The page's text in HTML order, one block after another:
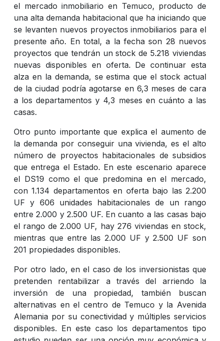
el mercado inmobiliario en Temuco, producto de
una alta demanda habitacional que ha iniciando que
se levanten nuevos proyectos inmobiliarios para el
presente año. En total, a la fecha son 28 nuevos
proyectos que tendrán un stock de 5.218 viviendas
nuevas disponibles en oferta. De continuar esta
alza en la demanda, se estima que el stock actual
de la ciudad podría agotarse en 6,3 meses de cara
a los departamentos y 4,3 meses en cuánto a las
casas.
Otro punto importante que explica el aumento de
la demanda por conseguir una vivienda, es el alto
número de proyectos habitacionales de subsidios
que entrega el Estado. En este escenario aparece
el DS19 como el que predomina en el mercado,
con 1.134 departamentos en oferta bajo las 2.200
UF y 606 unidades habitacionales de un rango
entre 2.000 y 2.500 UF. En cuanto a las casas bajo
el rango de 2.000 UF, hay 276 viviendas en stock,
mientras que entre las 2.000 UF y 2.500 UF son
201 propiedades disponibles.
Por otro lado, en el caso de los inversionistas que
pretenden rentabilizar a través del arriendo la
inversión de una propiedad, también buscan
alternativas en el centro de Temuco y la Avenida
Alemania por su conectividad y múltiples servicios
disponibles. En este caso los departamentos tipo